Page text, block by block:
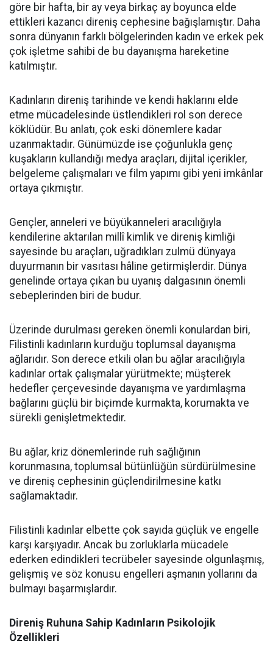
göre bir hafta, bir ay veya birkaç ay boyunca elde
ettikleri kazancı direniş cephesine bağışlamıştır. Daha
sonra dünyanın farklı bölgelerinden kadın ve erkek pek
çok işletme sahibi de bu dayanışma hareketine
katılmıştır.
Kadınların direniş tarihinde ve kendi haklarını elde
etme mücadelesinde üstlendikleri rol son derece
köklüdür. Bu anlatı, çok eski dönemlere kadar
uzanmaktadır. Günümüzde ise çoğunlukla genç
kuşakların kullandığı medya araçları, dijital içerikler,
belgeleme çalışmaları ve film yapımı gibi yeni imkânlar
ortaya çıkmıştır.
Gençler, anneleri ve büyükanneleri aracılığıyla
kendilerine aktarılan millî kimlik ve direniş kimliği
sayesinde bu araçları, uğradıkları zulmü dünyaya
duyurmanın bir vasıtası hâline getirmişlerdir. Dünya
genelinde ortaya çıkan bu uyanış dalgasının önemli
sebeplerinden biri de budur.
Üzerinde durulması gereken önemli konulardan biri,
Filistinli kadınların kurduğu toplumsal dayanışma
ağlarıdır. Son derece etkili olan bu ağlar aracılığıyla
kadınlar ortak çalışmalar yürütmekte; müşterek
hedefler çerçevesinde dayanışma ve yardımlaşma
bağlarını güçlü bir biçimde kurmakta, korumakta ve
sürekli genişletmektedir.
Bu ağlar, kriz dönemlerinde ruh sağlığının
korunmasına, toplumsal bütünlüğün sürdürülmesine
ve direniş cephesinin güçlendirilmesine katkı
sağlamaktadır.
Filistinli kadınlar elbette çok sayıda güçlük ve engelle
karşı karşıyadır. Ancak bu zorluklarla mücadele
ederken edindikleri tecrübeler sayesinde olgunlaşmış,
gelişmiş ve söz konusu engelleri aşmanın yollarını da
bulmayı başarmışlardır.
Direniş Ruhuna Sahip Kadınların Psikolojik
Özellikleri